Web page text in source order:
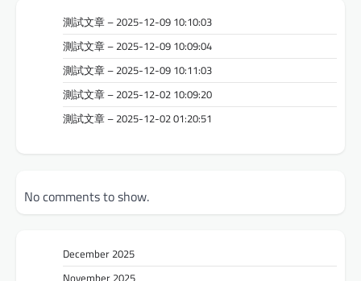
測試文章 – 2025-12-09 10:10:03
測試文章 – 2025-12-09 10:09:04
測試文章 – 2025-12-09 10:11:03
測試文章 – 2025-12-02 10:09:20
測試文章 – 2025-12-02 01:20:51
No comments to show.
December 2025